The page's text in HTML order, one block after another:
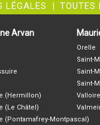
LÉGALES TOUTES
Arvan
(Hermillon)
(Le Châtel)
(Pontamafrey-Montpascal)
Orelle
Saint-
Saint-
Saint-
Valloire